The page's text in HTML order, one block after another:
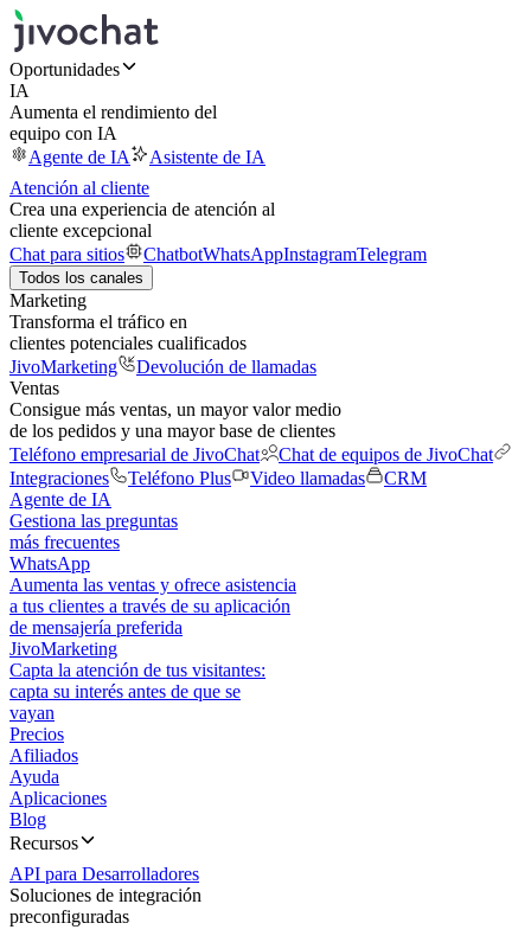
Oportunidades
IA
Aumenta el rendimiento del
equipo con IA
Agente de IA
Asistente de IA
Atención al cliente
Crea una experiencia de atención al
cliente excepcional
Chat para sitios
ChatbotWhatsAppInstagramTelegram
Todos los canales
Marketing
Transforma el tráfico en
clientes potenciales cualificados
JivoMarketing
Devolución de llamadas
Ventas
Consigue más ventas, un mayor valor medio
de los pedidos y una mayor base de clientes
Teléfono empresarial de JivoChat
Chat de equipos de JivoChat
Integraciones
Teléfono Plus Video llamadas
CRM
Agente de IA
Gestiona las preguntas
más frecuentes
WhatsApp
Aumenta las ventas y ofrece asistencia
a tus clientes a través de su aplicación
de mensajería preferida
JivoMarketing
Capta la atención de tus visitantes:
capta su interés antes de que se
vayan
Precios
Afiliados
Ayuda
Aplicaciones
Blog
Recursos
API para Desarrolladores
Soluciones de integración
preconfiguradas